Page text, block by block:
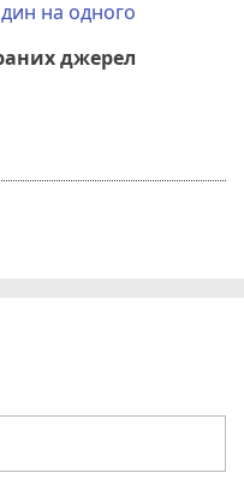
на одного
джерел